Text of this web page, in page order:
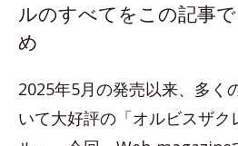
ルのすべてをこの記事
め
2025年5月の発売以来、多く
いて大好評の「オルビスザク